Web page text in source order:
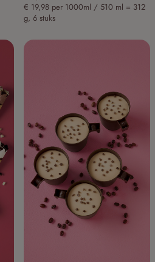
€ 19,98 per 1000ml / 510 ml = 312
g, 6 stuks